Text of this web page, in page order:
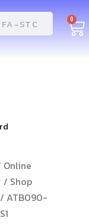
0
Online
/ Shop
/ ATB090-